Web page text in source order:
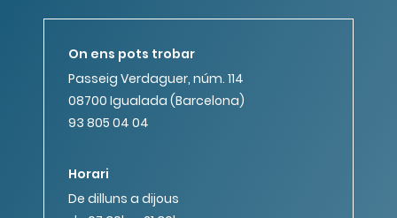
On ens pots trobar
Passeig Verdaguer, núm. 114
08700 Igualada (Barcelona)
93 805 04 04
Horari
De dilluns a dijous